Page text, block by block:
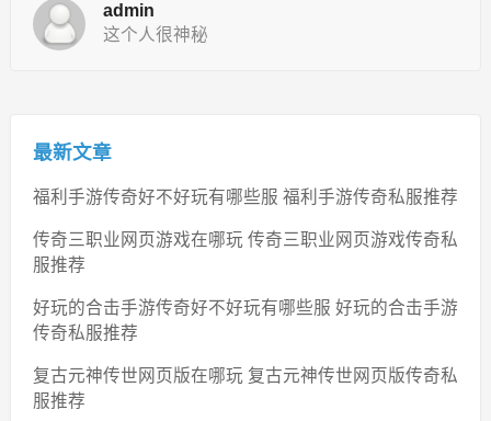
admin
这个人很神秘
最新文章
福利手游传奇好不好玩有哪些服 福利手游传奇私服推荐
传奇三职业网页游戏在哪玩 传奇三职业网页游戏传奇私
服推荐
好玩的合击手游传奇好不好玩有哪些服 好玩的合击手游
传奇私服推荐
复古元神传世网页版在哪玩 复古元神传世网页版传奇私
服推荐